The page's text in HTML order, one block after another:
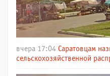
вчера 17:04 Саратовцам
сельскохозяйственной